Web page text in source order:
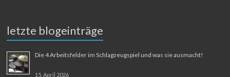
letzte blogeinträge
Die 4 Arbeitsfelder im Schlagzeugspiel und was sie ausmacht!
15. April 2026